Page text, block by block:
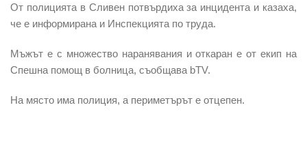
От полицията в Сливен потвърдиха за инцидента и казаха,
че е информирана и Инспекцията по труда.
Мъжът е с множество наранявания и откаран е от екип на
Спешна помощ в болница, съобщава bTV.
На място има полиция, а периметърът е отцепен.